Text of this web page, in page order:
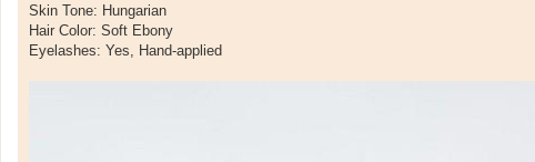
Skin Tone: Hungarian
Hair Color: Soft Ebony
Eyelashes: Yes, Hand-applied